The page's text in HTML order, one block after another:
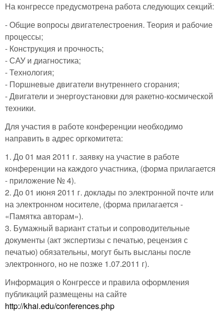
На конгрессе предусмотрена работа следующих секций:
- Общие вопросы двигателестроения. Теория и рабочие
процессы;
- Конструкция и прочность;
- САУ и диагностика;
- Технология;
- Поршневые двигатели внутреннего сгорания;
- Двигатели и энергоустановки для ракетно-космической
техники.
Для участия в работе конференции необходимо
направить в адрес оргкомитета:
1. До 01 мая 2011 г. заявку на участие в работе
конференции на каждого участника, (форма прилагается
- приложение № 4).
2. До 01 июня 2011 г. доклады по электронной почте или
на электронном носителе, (форма прилагается -
«Памятка авторам»).
3. Бумажный вариант статьи и сопроводительные
документы (акт экспертизы с печатью, рецензия с
печатью) обязательны, могут быть высланы после
электронного, но не позже 1.07.2011 г).
Информация о Конгрессе и правила оформления
публикаций размещены на сайте
http://khai.edu/conferences.php